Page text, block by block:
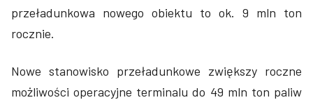
przeładunkowa nowego obiektu to ok. 9 mln ton
rocznie.
Nowe stanowisko przeładunkowe zwiększy roczne
możliwości operacyjne terminalu do 49 mln ton paliw